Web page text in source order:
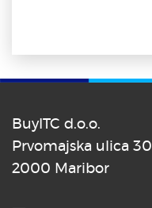
BuyITC d.o.o.
Prvomajska ulica 30
2000 Maribor